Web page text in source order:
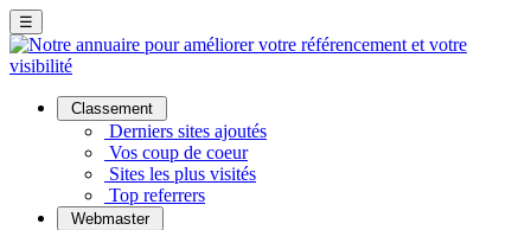
☰
Classement
Derniers sites ajoutés
Vos coup de coeur
Sites les plus visités
Top referrers
Webmaster